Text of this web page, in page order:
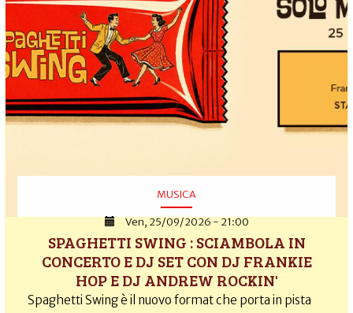
MUSICA
Ven, 25/09/2026 - 21:00
SPAGHETTI SWING : SCIAMBOLA IN
CONCERTO E DJ SET CON DJ FRANKIE
HOP E DJ ANDREW ROCKIN'
Spaghetti Swing è il nuovo format che porta in pista